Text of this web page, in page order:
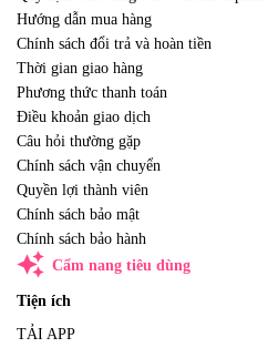
Hướng dẫn mua hàng
Chính sách đổi trả và hoàn tiền
Thời gian giao hàng
Phương thức thanh toán
Điều khoản giao dịch
Câu hỏi thường gặp
Chính sách vận chuyển
Quyền lợi thành viên
Chính sách bảo mật
Chính sách bảo hành
auto_awesome Cẩm nang tiêu dùng
Tiện ích
TẢI APP